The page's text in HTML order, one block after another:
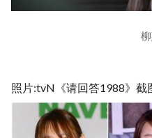
照片:tvN《请回答1988》截